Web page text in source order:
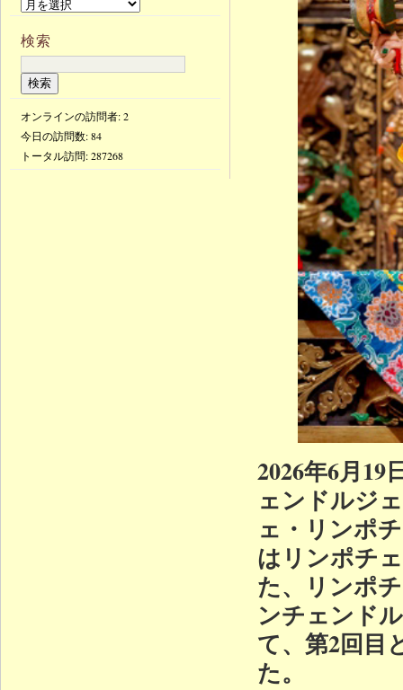
2026年6月
ェンドルジ
ェ・リンポ
はリンポチ
た、リンポ
ンチェンド
て、第2回目
た。
検索
オンラインの訪問者: 2
今日の訪問数:84
トータル訪問:287268